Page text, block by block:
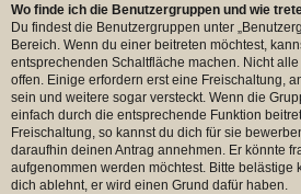
Wo finde ich die Benutzergruppen und wie
Du findest die Benutzergruppen unter
Bereich. Wenn du einer beitreten möchtest,
entsprechenden Schaltfläche machen. Nicht
offen. Einige erfordern erst eine Freischaltung,
sein und weitere sogar versteckt. Wenn die
einfach durch die entsprechende Funktion
Freischaltung, so kannst du dich für sie
daraufhin deinen Antrag annehmen. Er könnte
aufgenommen werden möchtest. Bitte belästige
dich ablehnt, er wird einen Grund dafür haben.